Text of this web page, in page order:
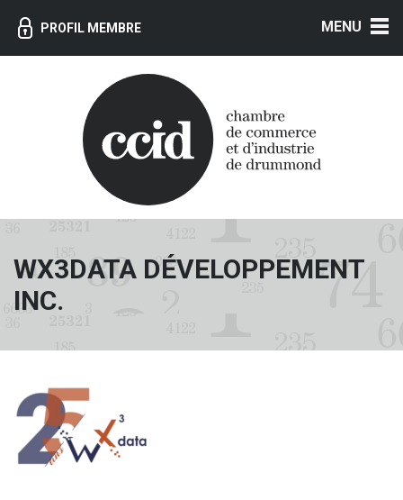
PROFIL MEMBRE
WX3DATA DÉVELOPPEMENT
INC.
MENU